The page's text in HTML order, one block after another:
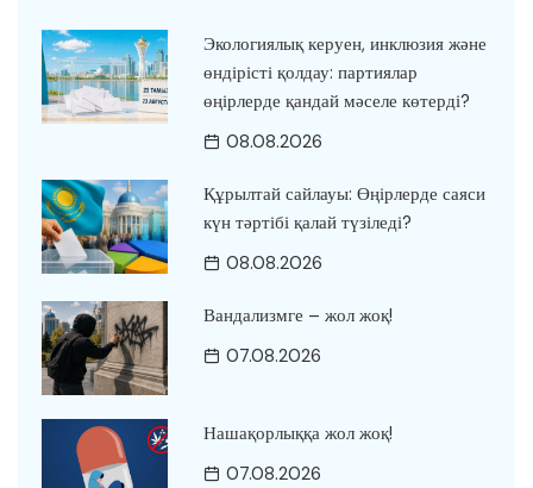
Экологиялық керуен, инклюзия және
өндірісті қолдау: партиялар
өңірлерде қандай мәселе көтерді?
08.08.2026
Құрылтай сайлауы: Өңірлерде саяси
күн тәртібі қалай түзіледі?
08.08.2026
Вандализмге – жол жоқ!
07.08.2026
Нашақорлыққа жол жоқ!
07.08.2026